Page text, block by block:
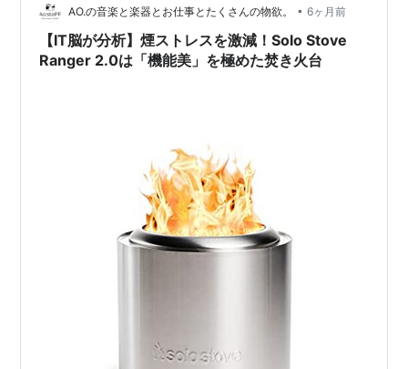
のスペックとコンセプトに惚れ込み、今最も購入を熱望
している上級者…
AO.の音楽と楽器とお仕事とたくさんの物欲。 • 6ヶ月前
【IT脳が分析】煙ストレスを激減！Solo Stove
Ranger 2.0は「機能美」を極めた焚き火台